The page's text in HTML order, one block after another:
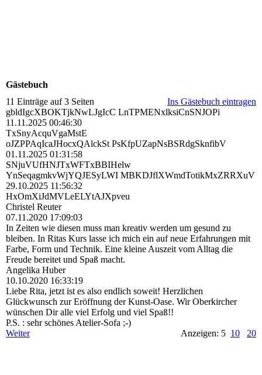
Gästebuch
11 Einträge auf 3 Seiten
Ins Gästebuch eintragen
gbldIgcXBOKTjkNwLJgIcC LnTPMENxlksiCnSNJOPi
11.11.2025 00:46:30
TxSnyAcquVgaMstE
oJZPPAqIcaJHocxQAlckSt PsKfpUZapNsBSRdgSknfibV
01.11.2025 01:31:58
SNjuVUfHNJTxWFTxBBIHelw
YnSeqagmkvWjYQJESyLWI MBKDJflXWmdTotikMxZRRXuV
29.10.2025 11:56:32
HxOmXiJdMVLeELYtAJXpveu
Christel Reuter
07.11.2020 17:09:03
In Zeiten wie diesen muss man kreativ werden um gesund zu
bleiben. In Ritas Kurs lasse ich mich ein auf neue Erfahrungen mit
Farbe, Form und Technik. Eine kleine Auszeit vom Alltag die
Freude bereitet und Spaß macht.
Angelika Huber
10.10.2020 16:33:19
Liebe Rita, jetzt ist es also endlich soweit! Herzlichen
Glückwunsch zur Eröffnung der Kunst-Oase. Wir Oberkircher
wünschen Dir alle viel Erfolg und viel Spaß!!
P.S. : sehr schönes Atelier-Sofa ;-)
Weiter
Anzeigen: 5 10 20